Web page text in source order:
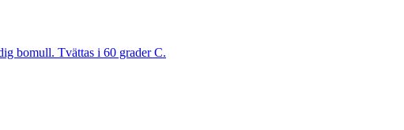
bomull. Tvättas i 60 grader C.